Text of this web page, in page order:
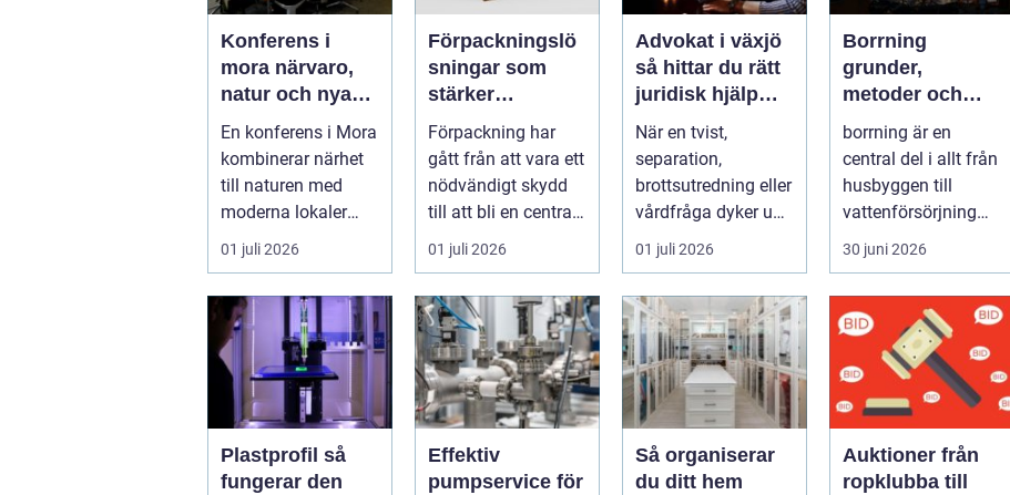
Konferens i
mora närvaro,
natur och nya
idéer
En konferens i Mora
kombinerar närhet
till naturen med
moderna lokaler
och personlig
service. För må...
01 juli 2026
Förpackningslö
sningar som
stärker
varumärke,
hållbarhet och
lönsamhet
Förpackning har
gått från att vara ett
nödvändigt skydd
till att bli en central
del av varumärket,
k...
01 juli 2026
Advokat i växjö
så hittar du rätt
juridisk hjälp
när livet
förändras
När en tvist,
separation,
brottsutredning eller
vårdfråga dyker upp
hamnar många i en
situation de a...
01 juli 2026
Borrning
grunder,
metoder och
smarta val för
hållbara projekt
borrning är en
central del i allt från
husbyggen till
vattenförsörjning
och stora
infrastrukturproje...
30 juni 2026
Plastprofil så
fungerar den
Effektiv
pumpservice för
Så organiserar
du ditt hem
Auktioner från
ropklubba till